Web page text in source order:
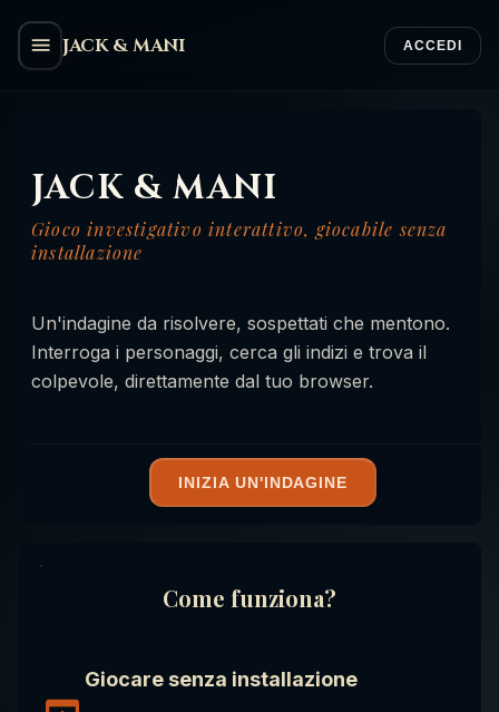
JACK & MANI ACCEDI
JACK & MANI
Gioco investigativo interattivo, giocabile senza
installazione
Un'indagine da risolvere, sospettati che mentono.
Interroga i personaggi, cerca gli indizi e trova il
colpevole, direttamente dal tuo browser.
INIZIA UN'INDAGINE
Come funziona?
Giocare senza installazione